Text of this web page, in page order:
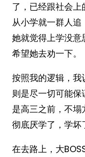
了，已经跟社会上
从小学就一群人追
她就觉得上学没意
希望她去劝一下。
按照我的逻辑，
则是尽一切可能
是高三之前，不
彻底厌学了，学坏
在去路上，大